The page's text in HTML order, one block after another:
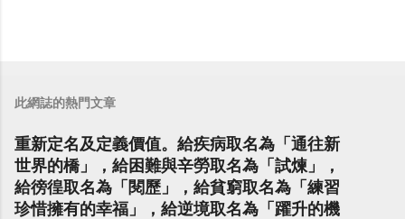
此網誌的熱門文章
重新定名及定義價值。給疾病取名為「通往新
世界的橋」，給困難與辛勞取名為「試煉」，
給徬徨取名為「閱歷」，給貧窮取名為「練習
珍惜擁有的幸福」，給逆境取名為「躍升的機